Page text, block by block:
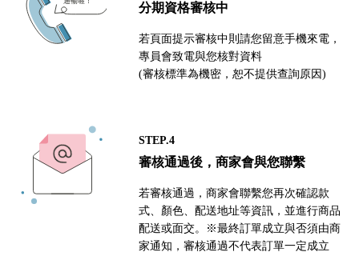
分期資格審核中
若頁面提示審核中則請您留意手機來電，
專員會致電與您核對資料
(審核標準為機密，恕不提供查詢原因)
STEP.4
審核通過後，商家會與您聯繫
若審核通過，商家會聯繫您再次確認款
式、顏色、配送地址等資訊，並進行商品
配送或面交。※最終訂單成立與否須由商
家通知，審核通過不代表訂單一定成立